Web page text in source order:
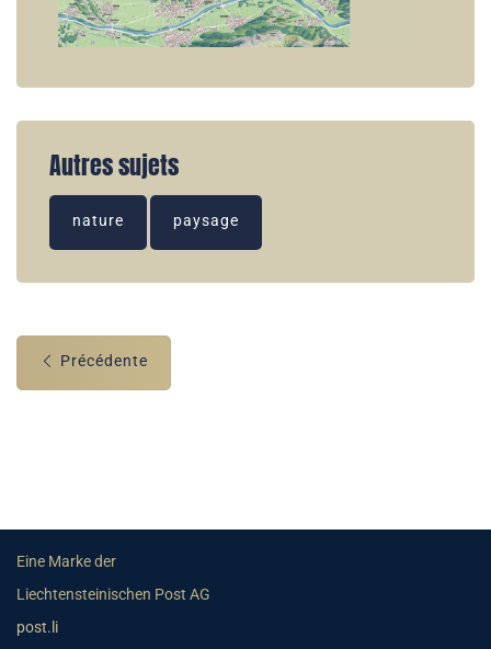
Autres sujets
nature paysage
Précédente
Eine Marke der
Liechtensteinischen Post AG
post.li